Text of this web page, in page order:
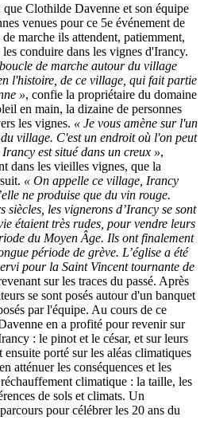
Clothilde Davenne et son équipe
venues pour ce 5e événement de
marche ils attendent, patiemment,
conduire dans les vignes d'Irancy.
de marche autour du village
l'histoire, de ce village, qui fait partie
», confie la propriétaire du domaine
en main, la dizaine de personnes
les vignes. « Je vous amène sur l'un
village. C'est un endroit où l'on peut
est situé dans un creux »,
dans les vieilles vignes, que la
« On appelle ce village, Irancy
ne produise que du vin rouge.
les vignerons d’Irancy se sont
étaient très rudes, pour vendre leurs
du Moyen Âge. Ils ont finalement
période de grève. L’église a été
pour la Saint Vincent tournante de
sur les traces du passé. Après
se sont posés autour d'un banquet
par l'équipe. Au cours de ce
en a profité pour revenir sur
: le pinot et le césar, et sur leurs
porté sur les aléas climatiques
atténuer les conséquences et les
climatique : la taille, les
de sols et climats. Un
pour célébrer les 20 ans du